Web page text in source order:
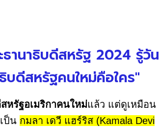
านาธิบดีสหรัฐ 2024 รู้วัน
ดีสหรัฐคนใหม่คือใคร"
หรัฐอเมริกาคนใหม่แล้ว แต่ดูเหมือน
ป็น กมลา เดวี แฮร์ริส (Kamala Devi